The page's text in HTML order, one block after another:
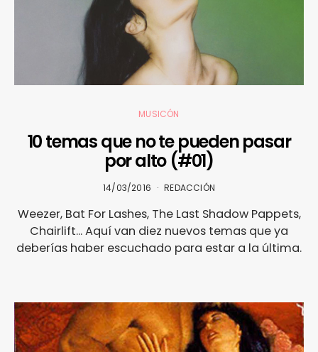
MUSICÓN
10 temas que no te pueden pasar
por alto (#01)
14/03/2016 REDACCIÓN
Weezer, Bat For Lashes, The Last Shadow Pappets,
Chairlift... Aquí van diez nuevos temas que ya
deberías haber escuchado para estar a la última.